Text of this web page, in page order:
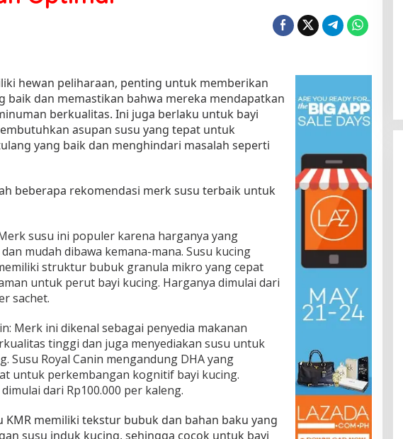
hewan peliharaan, penting untuk memberikan
baik dan memastikan bahwa mereka mendapatkan
berkualitas. Ini juga berlaku untuk bayi
asupan susu yang tepat untuk
yang baik dan menghindari masalah seperti
beberapa rekomendasi merk susu terbaik untuk
susu ini populer karena harganya yang
mudah dibawa kemana-mana. Susu kucing
struktur bubuk granula mikro yang cepat
untuk perut bayi kucing. Harganya dimulai dari
sachet.
Merk ini dikenal sebagai penyedia makanan
tinggi dan juga menyediakan susu untuk
Susu Royal Canin mengandung DHA yang
untuk perkembangan kognitif bayi kucing.
dari Rp100.000 per kaleng.
KMR memiliki tekstur bubuk dan bahan baku yang
susu induk kucing, sehingga cocok untuk bayi